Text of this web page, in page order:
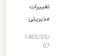
تغییرات
مدیریتی
1405/05/
07